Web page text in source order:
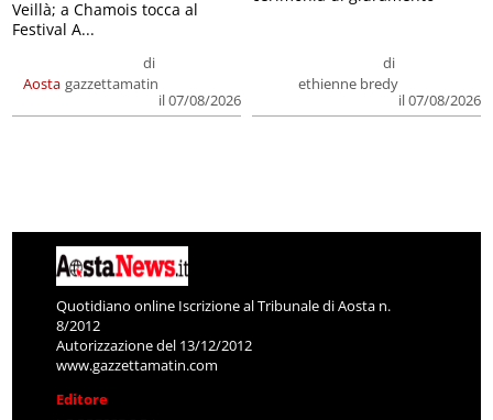
Aosta
di
gazzettamatin
il 07/08/2026
Veillà; a Chamois tocca al
Festival A...
di
ethienne bredy
il 07/08/2026
Quotidiano online Iscrizione al Tribunale di Aosta n.
8/2012
Autorizzazione del 13/12/2012
www.gazzettamatin.com
Editore